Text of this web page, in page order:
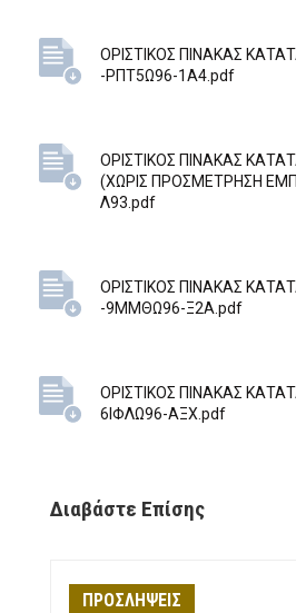
ΟΡΙΣΤΙΚΟΣ ΠΙΝΑΚΑΣ
-ΡΠΤ5Ω96-1Α4.pdf
ΟΡΙΣΤΙΚΟΣ ΠΙΝΑΚΑΣ
(ΧΩΡΙΣ ΠΡΟΣΜΕΤΡΗΣΗ
Λ93.pdf
ΟΡΙΣΤΙΚΟΣ ΠΙΝΑΚΑΣ
-9ΜΜΘΩ96-Ξ2Α.pdf
ΟΡΙΣΤΙΚΟΣ ΠΙΝΑΚΑΣ
6ΙΦΛΩ96-ΑΞΧ.pdf
Διαβάστε Επίσης
ΠΡΟΣΛΗΨΕΙΣ